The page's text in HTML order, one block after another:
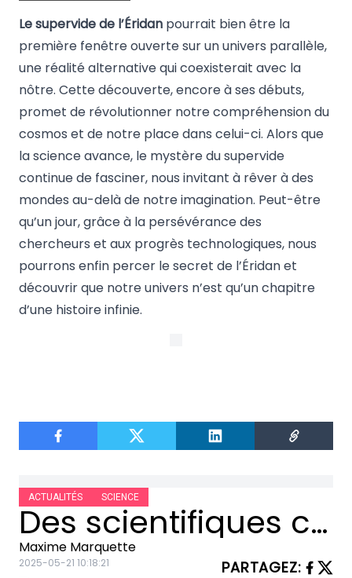
Le supervide de l’Éridan pourrait bien être la
première fenêtre ouverte sur un univers parallèle,
une réalité alternative qui coexisterait avec la
nôtre. Cette découverte, encore à ses débuts,
promet de révolutionner notre compréhension du
cosmos et de notre place dans celui-ci. Alors que
la science avance, le mystère du supervide
continue de fasciner, nous invitant à rêver à des
mondes au-delà de notre imagination. Peut-être
qu’un jour, grâce à la persévérance des
chercheurs et aux progrès technologiques, nous
pourrons enfin percer le secret de l’Éridan et
découvrir que notre univers n’est qu’un chapitre
d’une histoire infinie.
ACTUALITÉS SCIENCE
Des scientifiques créent un hologramme que l’on peut toucher et entendre : la révolution de l’affichage 3D est en marche
Maxime Marquette
2025-05-21 10:18:21 PARTAGEZ: